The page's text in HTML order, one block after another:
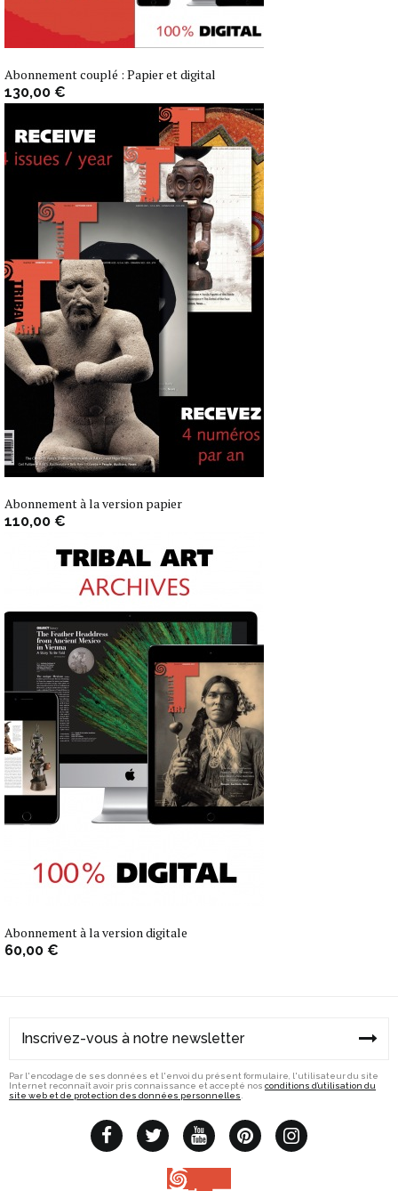
Abonnement couplé : Papier et digital
130,00 €
Abonnement à la version papier
110,00 €
Abonnement à la version digitale
60,00 €
Par l'encodage de ses données et l'envoi du présent formulaire, l'utilisateur du site
Internet reconnaît avoir pris connaissance et accepté nos conditions d’utilisation du
site web et de protection des données personnelles